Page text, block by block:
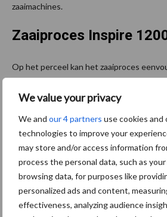
We value your privacy
We and our 4 partners use cookies
technologies to improve your
may store and/or access information
process the personal data, such as
browsing data, for purposes like
personalized ads and content,
effectiveness, analyzing audience
zaaimachines.
Zaaiproces Inspire
Op het perceel kan het zaaiproces
verbonden met een ISOBUS-
handelsbeurs Agritechnica in februari
de machine dan worden geleverd.
Bron: Väderstad
Meer artikelen over